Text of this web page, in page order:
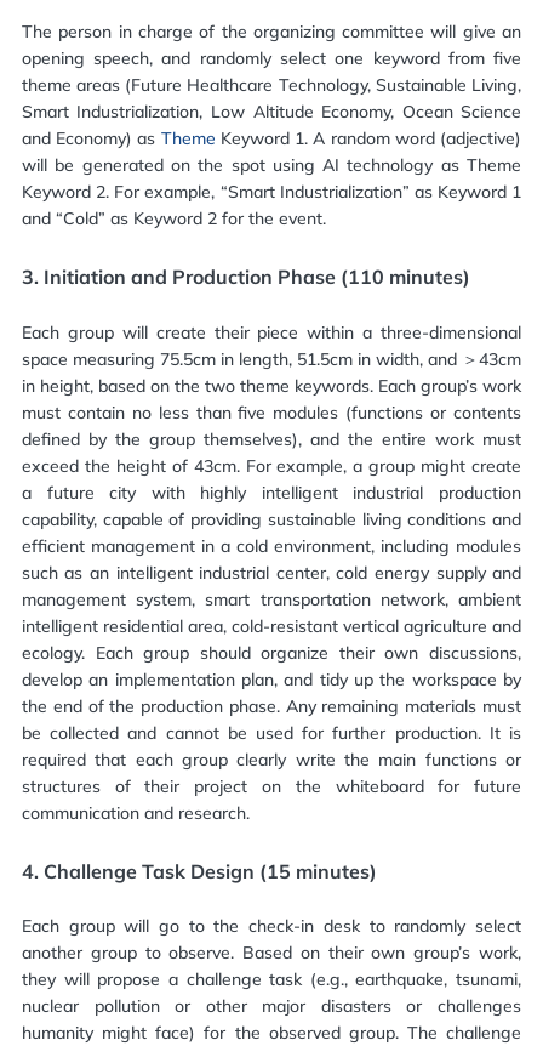
The person in charge of the organizing committee will give an
opening speech, and randomly select one keyword from five
theme areas (Future Healthcare Technology, Sustainable Living,
Smart Industrialization, Low Altitude Economy, Ocean Science
and Economy) as Theme Keyword 1. A random word (adjective)
will be generated on the spot using AI technology as Theme
Keyword 2. For example, “Smart Industrialization” as Keyword 1
and “Cold” as Keyword 2 for the event.
3. Initiation and Production Phase (110 minutes)
Each group will create their piece within a three-dimensional
space measuring 75.5cm in length, 51.5cm in width, and ＞43cm
in height, based on the two theme keywords. Each group’s work
must contain no less than five modules (functions or contents
defined by the group themselves), and the entire work must
exceed the height of 43cm. For example, a group might create
a future city with highly intelligent industrial production
capability, capable of providing sustainable living conditions and
efficient management in a cold environment, including modules
such as an intelligent industrial center, cold energy supply and
management system, smart transportation network, ambient
intelligent residential area, cold-resistant vertical agriculture and
ecology. Each group should organize their own discussions,
develop an implementation plan, and tidy up the workspace by
the end of the production phase. Any remaining materials must
be collected and cannot be used for further production. It is
required that each group clearly write the main functions or
structures of their project on the whiteboard for future
communication and research.
4. Challenge Task Design (15 minutes)
Each group will go to the check-in desk to randomly select
another group to observe. Based on their own group’s work,
they will propose a challenge task (e.g., earthquake, tsunami,
nuclear pollution or other major disasters or challenges
humanity might face) for the observed group. The challenge